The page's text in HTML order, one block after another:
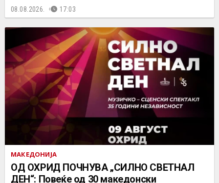
08.08.2026. 17:03
МАКЕДОНИЈА
ОД ОХРИД ПОЧНУВА „СИЛНО СВЕТНАЛ
ДЕН“: Повеќе од 30 македонски